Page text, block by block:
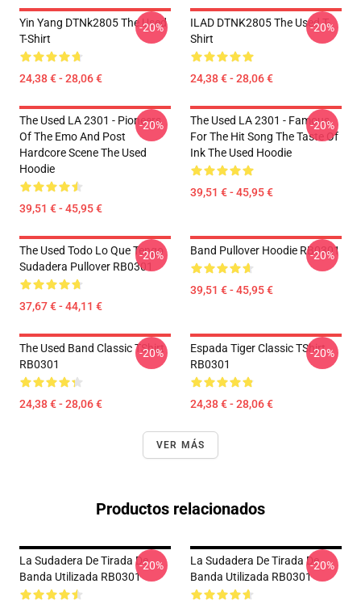
Yin Yang DTNk2805 The Used
T-Shirt
24,38 € - 28,06 €
-20%
ILAD DTNK2805 The Used T-
Shirt
24,38 € - 28,06 €
-20%
The Used LA 2301 - Pioneers
Of The Emo And Post
Hardcore Scene The Used
Hoodie
39,51 € - 45,95 €
-20%
The Used LA 2301 - Famous
For The Hit Song The Taste Of
Ink The Used Hoodie
39,51 € - 45,95 €
-20%
The Used Todo Lo Que Tengo
Sudadera Pullover RB0301
37,67 € - 44,11 €
-20% Band Pullover Hoodie RB0301
39,51 € - 45,95 €
-20%
The Used Band Classic TShirt
RB0301
24,38 € - 28,06 €
-20%
Espada Tiger Classic TShirt
RB0301
24,38 € - 28,06 €
-20%
VER MÁS
Productos relacionados
La Sudadera De Tirada De
Banda Utilizada RB0301
-20%
La Sudadera De Tirada De
Banda Utilizada RB0301
-20%